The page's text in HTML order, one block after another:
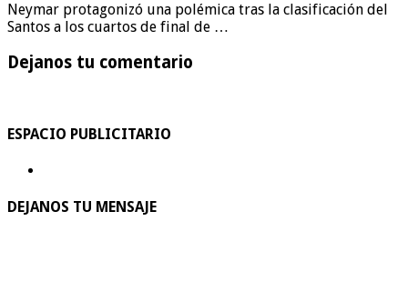
Neymar protagonizó una polémica tras la clasificación del
Santos a los cuartos de final de …
Dejanos tu comentario
ESPACIO PUBLICITARIO
DEJANOS TU MENSAJE